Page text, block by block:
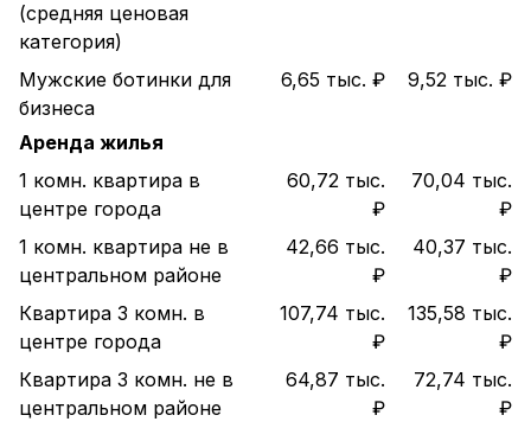
(средняя ценовая
категория)
Мужские ботинки для
бизнеса
6,65 тыс. ₽ 9,52 тыс. ₽
Аренда жилья
1 комн. квартира в
центре города
60,72 тыс.
₽
70,04 тыс.
₽
1 комн. квартира не в
центральном районе
42,66 тыс.
₽
40,37 тыс.
₽
Квартира 3 комн. в
центре города
107,74 тыс.
₽
135,58 тыс.
₽
Квартира 3 комн. не в
центральном районе
64,87 тыс.
₽
72,74 тыс.
₽